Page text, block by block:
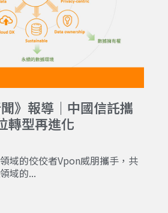
》報導｜中國信託攜
轉型再進化
域的佼佼者Vpon威朋攜手，共
域的...